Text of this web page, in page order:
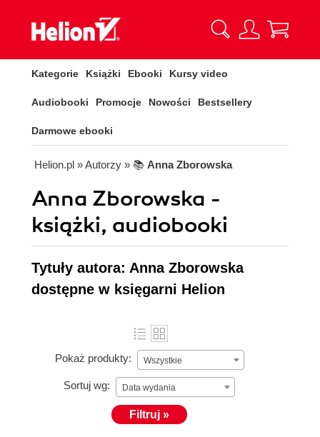
Kategorie Książki Ebooki Kursy video
Audiobooki Promocje Nowości Bestsellery
Darmowe ebooki
Helion.pl » Autorzy » 📚 Anna Zborowska
Anna Zborowska -
książki, audiobooki
Tytuły autora: Anna Zborowska
dostępne w księgarni Helion
Pokaż produkty: Wszystkie
Sortuj wg: Data wydania
Filtruj »